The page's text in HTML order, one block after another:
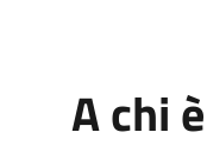
A chi